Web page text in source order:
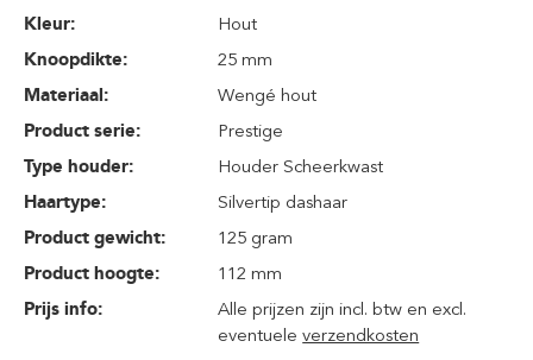
Kleur:
Hout
Knoopdikte:
25 mm
Materiaal:
Wengé hout
Product serie:
Prestige
Type houder:
Houder Scheerkwast
Haartype:
Silvertip dashaar
Product gewicht:
125 gram
Product hoogte:
112 mm
Prijs info:
Alle prijzen zijn incl. btw en excl.
eventueleverzendkosten